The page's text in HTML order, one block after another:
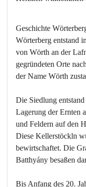
Geschichte
Wörterberg entstand
von Wörth an der
gegründeten Orte
der Name Wörth
Die Siedlung
Lagerung der Ernten
und Feldern auf den
Diese Kellerstöckln
bewirtschaftet. Die
Batthyány besaßen
Bis Anfang des 20.